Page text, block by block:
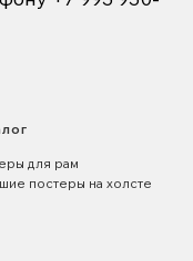
для рам
постеры на холсте